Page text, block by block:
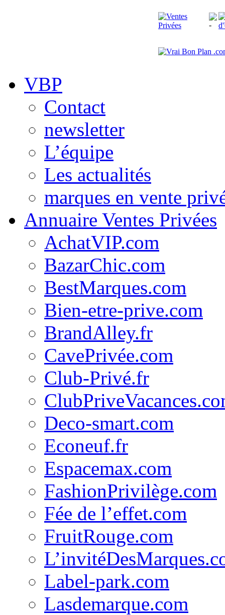
VBP
Contact
newsletter
L’équipe
Les actualités
marques en vente
Annuaire Ventes Privées
AchatVIP.com
BazarChic.com
BestMarques.com
Bien-etre-prive.com
BrandAlley.fr
CavePrivée.com
Club-Privé.fr
Deco-smart.com
Econeuf.fr
Espacemax.com
FashionPrivilège.com
Fée de l’effet.com
FruitRouge.com
Label-park.com
Lasdemarque.com